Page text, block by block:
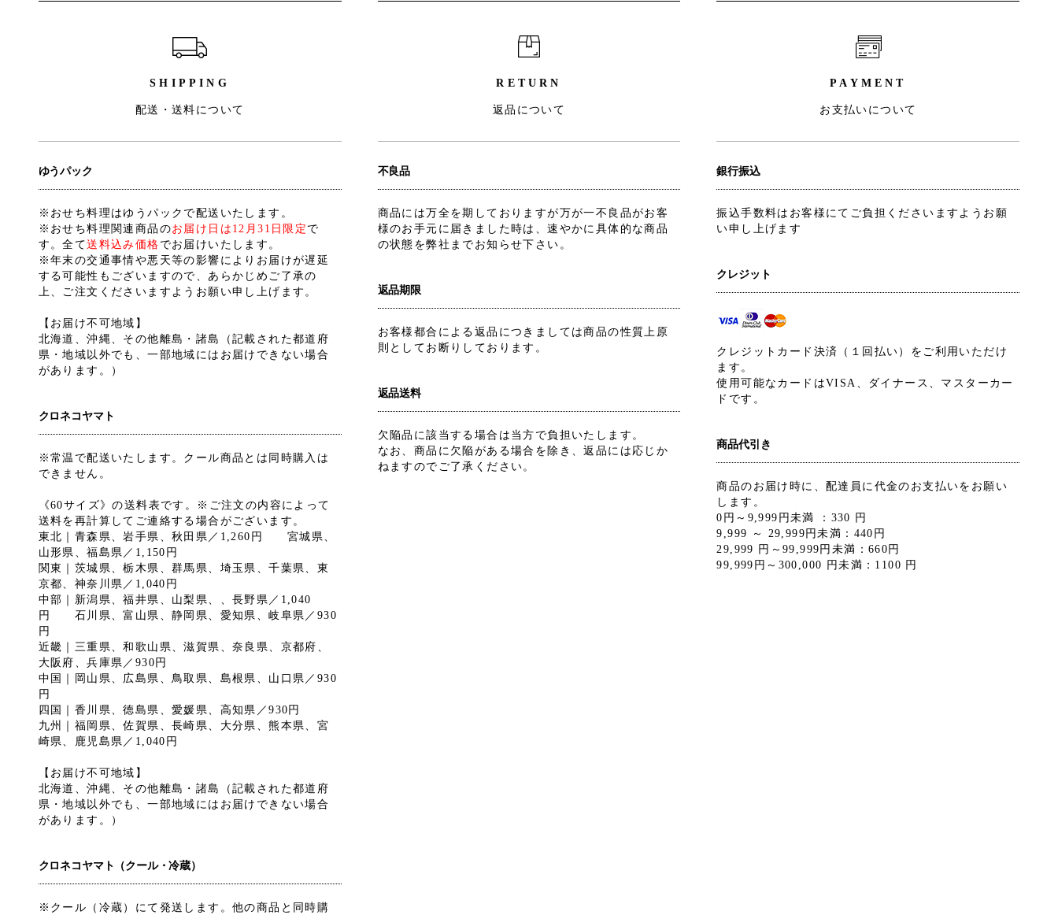
SHIPPING
配送・送料について
ゆうパック
※おせち料理はゆうパックで配送いたします。
※おせち料理関連商品のお届け日は12月31日限定 で
す。全て送料込み価格 でお届けいたします。
※年末の交通事情や悪天等の影響によりお届けが遅延
する可能性もございますので、あらかじめご了承の
上、ご注文くださいますようお願い申し上げます。
【お届け不可地域】
北海道、沖縄、その他離島・諸島（記載された都道府
県・地域以外でも、一部地域にはお届けできない場合
があります。）
クロネコヤマト
※常温で配送いたします。クール商品とは同時購入は
できません。
《60サイズ》の送料表です。※ご注文の内容によって
送料を再計算してご連絡する場合がございます。
東北｜青森県、岩手県、秋田県／1,260円 宮城県、
山形県、福島県／1,150円
関東｜茨城県、栃木県、群馬県、埼玉県、千葉県、東
京都、神奈川県／1,040円
中部｜新潟県、福井県、山梨県、、長野県／1,040
円 石川県、富山県、静岡県、愛知県、岐阜県／930
円
近畿｜三重県、和歌山県、滋賀県、奈良県、京都府、
大阪府、兵庫県／930円
中国｜岡山県、広島県、鳥取県、島根県、山口県／930
円
四国｜香川県、徳島県、愛媛県、高知県／930円
九州｜福岡県、佐賀県、長崎県、大分県、熊本県、宮
崎県、鹿児島県／1,040円
【お届け不可地域】
北海道、沖縄、その他離島・諸島（記載された都道府
県・地域以外でも、一部地域にはお届けできない場合
があります。）
クロネコヤマト（クール・冷蔵）
※クール（冷蔵）にて発送します。他の商品と同時購
RETURN
返品について
不良品
商品には万全を期しておりますが万が一不良品がお客
様のお手元に届きました時は、速やかに具体的な商品
の状態を弊社までお知らせ下さい。
返品期限
お客様都合による返品につきましては商品の性質上原
則としてお断りしております。
返品送料
欠陥品に該当する場合は当方で負担いたします。
なお、商品に欠陥がある場合を除き、返品には応じか
ねますのでご了承ください。
PAYMENT
お支払いについて
銀行振込
振込手数料はお客様にてご負担くださいますようお願
い申し上げます
クレジット
クレジットカード決済（１回払い）をご利用いただけ
ます。
使用可能なカードはVISA、ダイナース、マスターカー
ドです。
商品代引き
商品のお届け時に、配達員に代金のお支払いをお願い
します。
0円～9,999円未満 ：330 円
9,999 ～ 29,999円未満：440円
29,999 円～99,999円未満：660円
99,999円～300,000 円未満：1100 円